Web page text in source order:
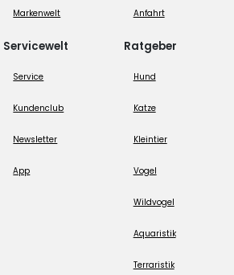
Markenwelt
Servicewelt
Service
Kundenclub
Newsletter
App
Anfahrt
Ratgeber
Hund
Katze
Kleintier
Vogel
Wildvogel
Aquaristik
Terraristik